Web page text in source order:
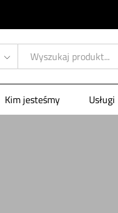
Kim jesteśmy Usługi